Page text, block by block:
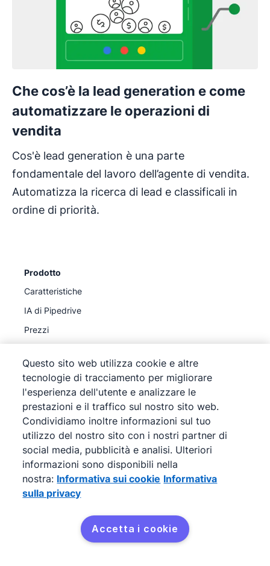
Che cos’è la lead generation e come
automatizzare le operazioni di
vendita
Cos'è lead generation è una parte
fondamentale del lavoro dell’agente di vendita.
Automatizza la ricerca di lead e classificali in
ordine di priorità.
Provalo gratis.
Prodotto
Caratteristiche
IA di Pipedrive
Prezzi
API
MCP
Aggiornamenti dei prodotti
Scopri
Programma affiliati
Programma di segnalazione
Corso sulla pipeline di vendita
Che cosa è un CRM?
Questo sito web utilizza cookie e altre
tecnologie di tracciamento per migliorare
l'esperienza dell'utente e analizzare le
prestazioni e il traffico sul nostro sito web.
Condividiamo inoltre informazioni sul tuo
utilizzo del nostro sito con i nostri partner di
social media, pubblicità e analisi. Ulteriori
informazioni sono disponibili nella
nostra: Informativa sui cookie Informativa
sulla privacy
Accetta i cookie